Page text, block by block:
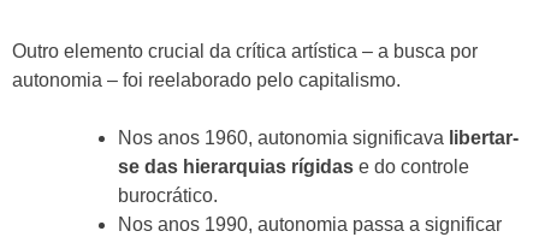
Outro elemento crucial da crítica artística – a busca por
autonomia – foi reelaborado pelo capitalismo.
Nos anos 1960, autonomia significava libertar-
se das hierarquias rígidas e do controle
burocrático.
Nos anos 1990, autonomia passa a significar